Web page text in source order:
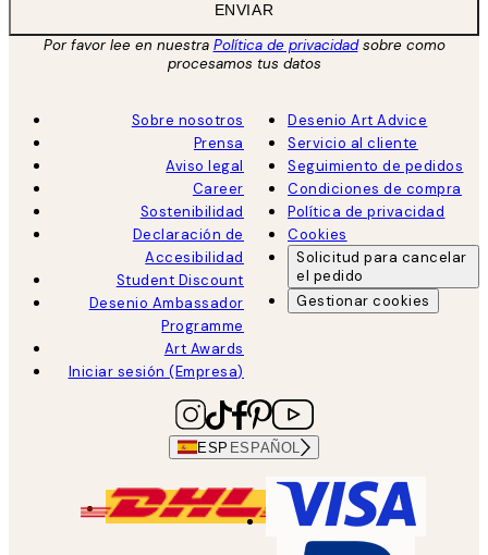
ENVIAR
Por favor lee en nuestra Política de privacidadsobre como
procesamos tus datos
Sobre nosotros
Prensa
Aviso legal
Career
Sostenibilidad
Declaración de
Accesibilidad
Student Discount
Desenio Ambassador
Programme
Art Awards
Iniciar sesión (Empresa)
Desenio Art Advice
Servicio al cliente
Seguimiento de pedidos
Condiciones de compra
Política de privacidad
Cookies
Solicitud para cancelar
el pedido
Gestionar cookies
ESP ESPAÑOL